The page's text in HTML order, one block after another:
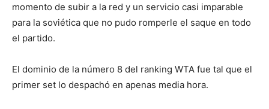
momento de subir a la red y un servicio casi imparable
para la soviética que no pudo romperle el saque en todo
el partido.
El dominio de la número 8 del ranking WTA fue tal que el
primer set lo despachó en apenas media hora.